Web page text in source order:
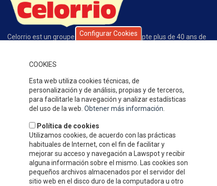
Configurar Cookies
COOKIES
Esta web utiliza cookies técnicas, de
personalización y de análisis, propias y de terceros,
para facilitarle la navegación y analizar estadísticas
del uso de la web. Obtener más información
Política de cookies
Utilizamos cookies, de acuerdo con las prácticas
habituales de Internet, con el fin de facilitar y
mejorar su acceso y navegación a Lawspot y recibir
alguna información sobre el mismo. Las cookies son
pequeños archivos almacenados por el servidor del
sitio web en el disco duro de la computadora u otro
Celorrio est un groupe d’entreprises qui compte plus de 40 ans de
client et la compétitivité de notre offre expliquent le grand
secteur.
OÙ SOMMES-NOUS